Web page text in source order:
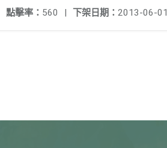
下架日期： 2013-06-01
點擊率： 560 |